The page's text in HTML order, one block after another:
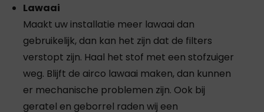
Lawaai
Maakt uw installatie meer lawaai dan
gebruikelijk, dan kan het zijn dat de filters
verstopt zijn. Haal het stof met een stofzuiger
weg. Blijft de airco lawaai maken, dan kunnen
er mechanische problemen zijn. Ook bij
geratel en geborrel raden wij een